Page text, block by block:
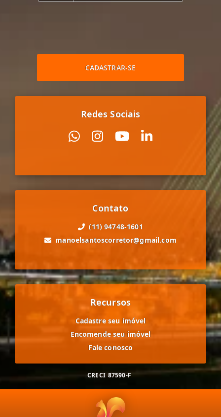
CADASTRAR-SE
Redes Sociais
Contato
(11) 94748-1601
manoelsantoscorretor@gmail.com
Recursos
Cadastre seu imóvel
Encomende seu imóvel
Fale conosco
CRECI 87590-F